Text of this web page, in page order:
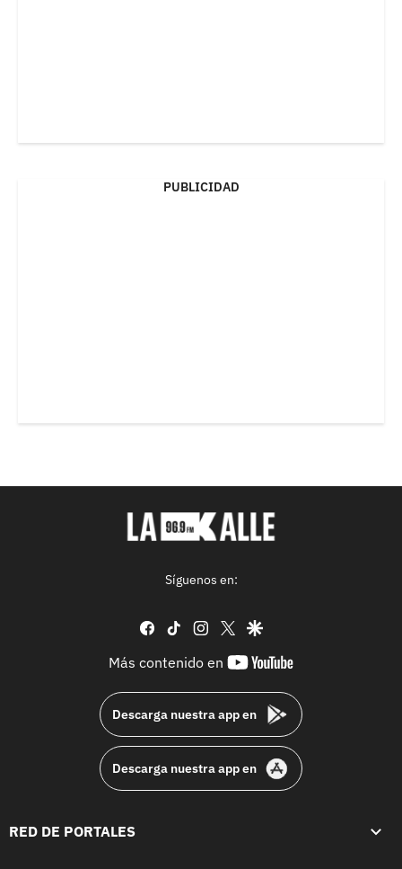
PUBLICIDAD
Síguenos en:
facebook
tiktok instagram
twittergoogle
Más contenido en
youtube-
Descarga nuestra app en
Descarga nuestra app en
RED DE PORTALES